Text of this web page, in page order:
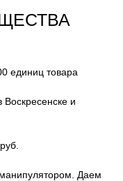
единиц товара
Воскресенске и
Даем